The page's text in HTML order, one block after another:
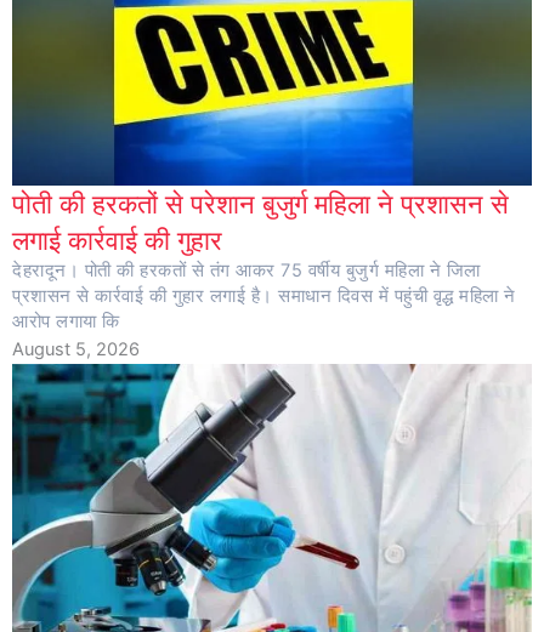
पोती की हरकतों से परेशान बुजुर्ग महिला ने प्रशासन से
लगाई कार्रवाई की गुहार
देहरादून। पोती की हरकतों से तंग आकर 75 वर्षीय बुजुर्ग महिला ने जिला
प्रशासन से कार्रवाई की गुहार लगाई है। समाधान दिवस में पहुंची वृद्ध महिला ने
आरोप लगाया कि
August 5, 2026